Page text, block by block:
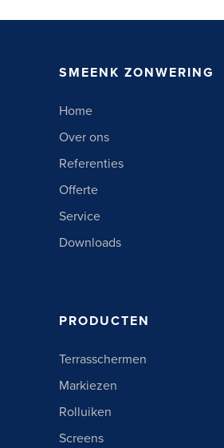
SMEENK ZONWERING
Home
Over ons
Referenties
Offerte
Service
Downloads
PRODUCTEN
Terrasschermen
Markiezen
Rolluiken
Screens